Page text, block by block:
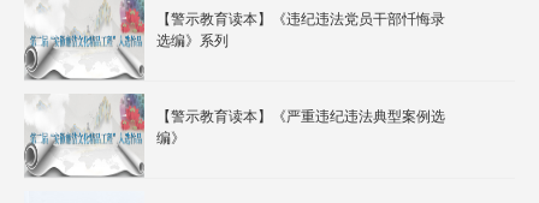
【警示教育读本】《违纪违法党员干部忏悔录
选编》系列
【警示教育读本】《严重违纪违法典型案例选
编》